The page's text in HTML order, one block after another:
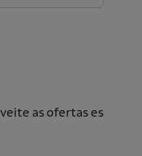
as ofertas especiais